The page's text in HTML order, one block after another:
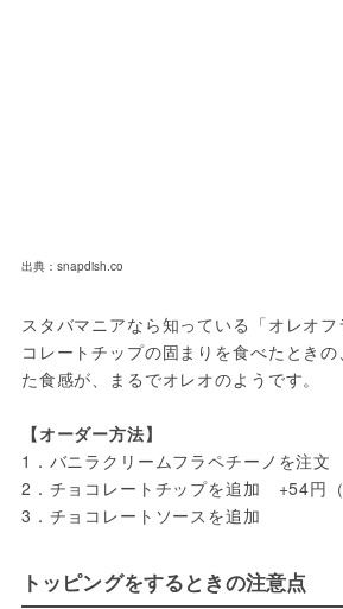
出典：snapdish.co
スタバマニアなら知っている「オレオ
コレートチップの固まりを食べたとき
た食感が、まるでオレオのようです。
【オーダー方法】
1．バニラクリームフラペチーノを注文
2．チョコレートチップを追加　+54円（
3．チョコレートソースを追加
トッピングをするときの注意点